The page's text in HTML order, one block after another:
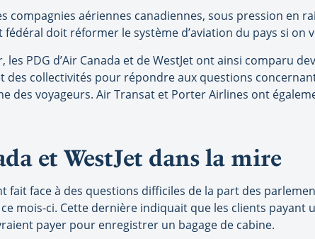
compagnies aériennes canadiennes, sous pression en
fédéral doit réformer le système d’aviation du pays si on
les PDG d’Air Canada et de WestJet ont ainsi comparu
des collectivités pour répondre aux questions
des voyageurs. Air Transat et Porter Airlines ont
et WestJet dans la mire
fait face à des questions difficiles de la part des
mois-ci. Cette dernière indiquait que les clients
payer pour enregistrer un bagage de cabine.